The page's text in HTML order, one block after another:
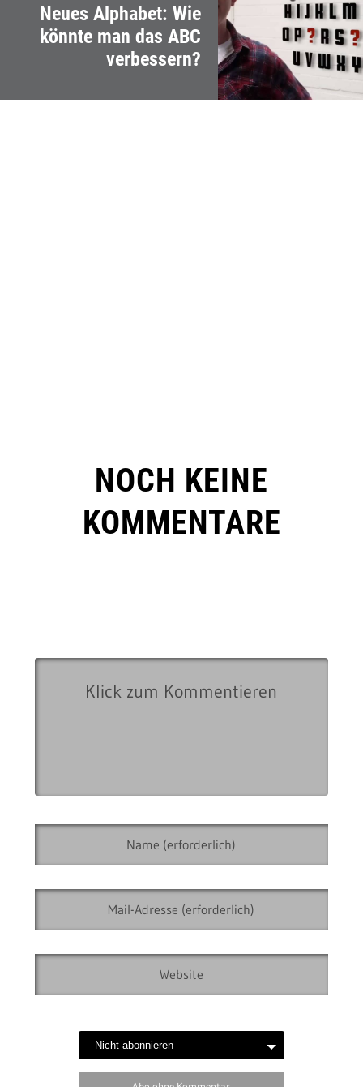
Neues Alphabet: Wie
könnte man das ABC
verbessern?
NOCH KEINE
KOMMENTARE